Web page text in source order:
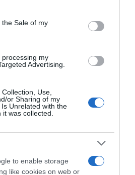
purposes in below Google
Sale of my
my
Advertising.
Use,
or Sharing of my
Unrelated with the
was collected.
to enable storage
like cookies on web or
Γιονγκ Ουν επέλεξε την
του
συχνά στο πλευρό του το